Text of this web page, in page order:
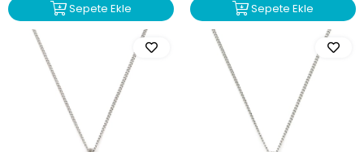
Sepete Ekle Sepete Ekle